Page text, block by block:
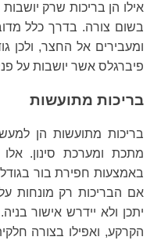
אילו הן בריכות שרק
בשום צורה. בדרך כלל
ומעבירים אל החצר, ולכן
פיברגלס אשר יושבות על
בריכות מתועשות
בריכות מתועשות הן
מתכת ומערכת סינון.
באמצעות חפירת בור
אם הבריכות רק מונחות
יתכן ולא יידרש אישור
הקרקע, ואפילו בצורה